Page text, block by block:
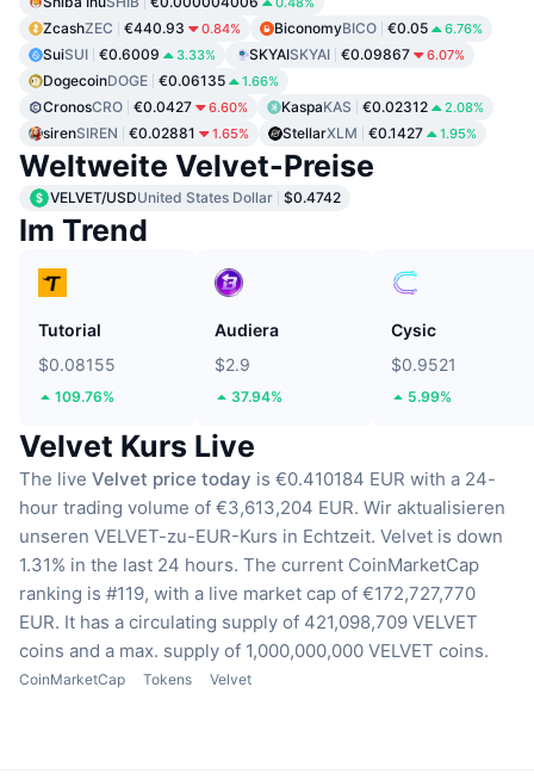
ZcashZEC €440.93 0.84% BiconomyBICO €0.05 6.76%
SuiSUI €0.6009 3.33% SKYAISKYAI €0.09867 6.07%
DogecoinDOGE €0.06135 1.66%
CronosCRO €0.0427 6.60% KaspaKAS €0.02312 2.08%
sirenSIREN €0.02881 1.65% StellarXLM €0.1427 1.95%
Weltweite Velvet-Preise
VELVET/USDUnited States Dollar $0.4742
Im Trend
Tutorial
$0.08155
109.76%
Audiera
$2.9
37.94%
Cysic
$0.9521
5.99%
Velvet Kurs Live
The live Velvet price today is €0.410184 EUR with a 24-
hour trading volume of €3,613,204 EUR. Wir aktualisieren
unseren VELVET-zu-EUR-Kurs in Echtzeit. Velvet is down
1.31% in the last 24 hours. The current CoinMarketCap
ranking is #119, with a live market cap of €172,727,770
EUR. It has a circulating supply of 421,098,709 VELVET
coins and a max. supply of 1,000,000,000 VELVET coins.
CoinMarketCap Tokens Velvet